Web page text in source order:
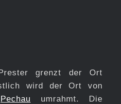
grenzt der Ort
wird der Ort von
Pechau umrahmt. Die